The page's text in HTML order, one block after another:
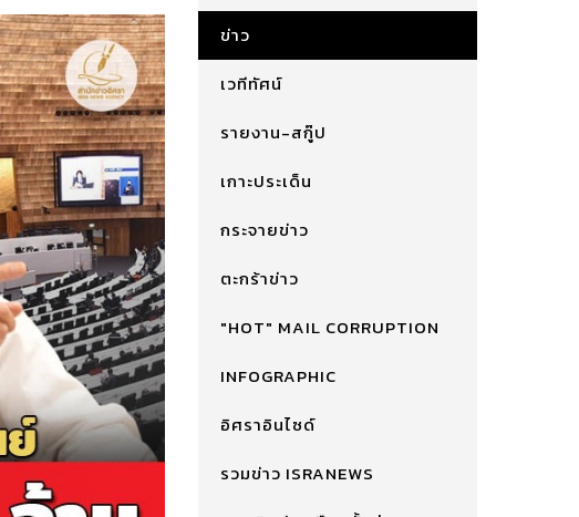
ข่าว
เวทีทัศน์
รายงาน-สกู๊ป
เกาะประเด็น
กระจายข่าว
ตะกร้าข่าว
"HOT" MAIL CORRUPTION
INFOGRAPHIC
อิศราอินไซด์
รวมข่าว ISRANEWS